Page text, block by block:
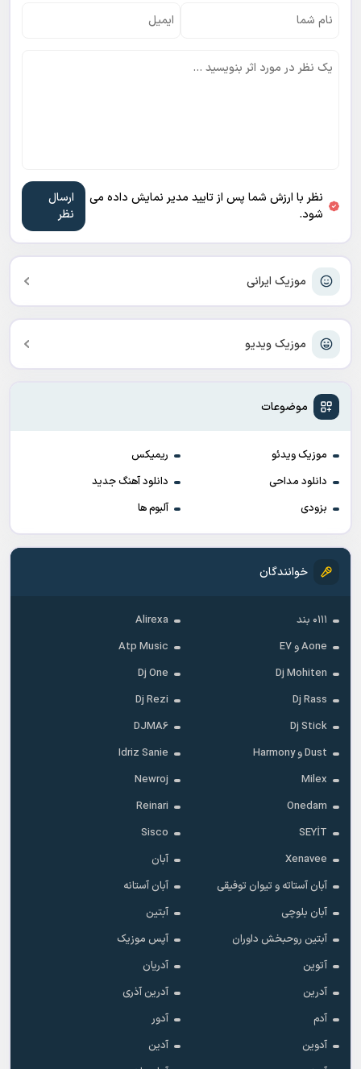
موزیک ایرانی
موزیک ویدیو
موضوعات
موزیک ویدئو
ریمیکس
دانلود مداحی
دانلود آهنگ جدید
بزودی
آلبوم ها
خوانندگان
۰۱۱۱ بند
Alirexa
Aone و E7
Atp Music
Dj Mohiten
Dj One
Dj Rass
Dj Rezi
Dj Stick
DJMA6
Dust و Harmony
Idriz Sanie
Milex
Newroj
Onedam
Reinari
SEYİT
Sisco
Xenavee
آبان
آبان آستاته و تیوان توفیقی
آبان آستانه
آبان بلوچی
آبتین
آبتین روحبخش داوران
آپس موزیک
آتوین
آدریان
آدرین
آدرین آذری
آدم
آدور
آدوین
آدین
نظر با ارزش شما پس از تایید مدیر نمایش داده می
شود.